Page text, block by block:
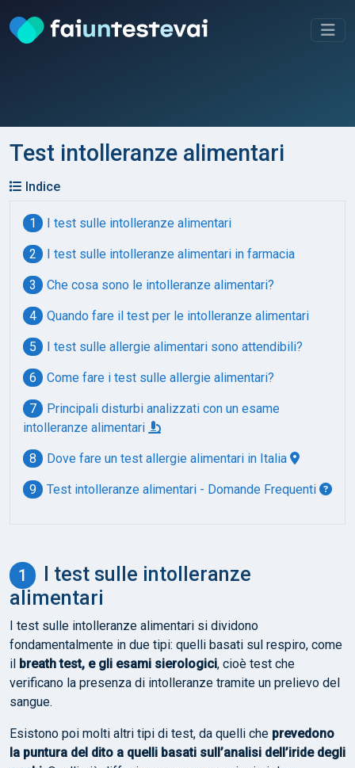
Test intolleranze alimentari
Indice
I test sulle intolleranze alimentari
I test sulle intolleranze alimentari in farmacia
Che cosa sono le intolleranze alimentari?
Quando fare il test per le intolleranze alimentari
I test sulle allergie alimentari sono attendibili?
Come fare i test sulle allergie alimentari?
Principali disturbi analizzati con un esame
intolleranze alimentari
Dove fare un test allergie alimentari in Italia
Test intolleranze alimentari - Domande Frequenti
I test sulle intolleranze
alimentari
I test sulle intolleranze alimentari si dividono
fondamentalmente in due tipi: quelli basati sul respiro, come
il breath test, e gli esami sierologici, cioè test che
verificano la presenza di intolleranze tramite un prelievo del
sangue.
Esistono poi molti altri tipi di test, da quelli che prevedono
la puntura del dito a quelli basati sull’analisi dell’iride degli